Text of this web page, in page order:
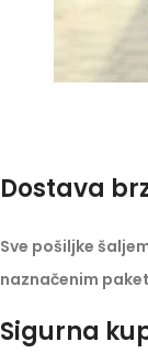
Dostava
Sve pošiljke
naznačenim
Sigurna